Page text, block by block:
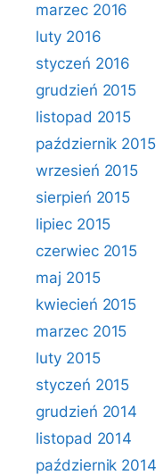
marzec 2016
luty 2016
styczeń 2016
grudzień 2015
listopad 2015
październik 2015
wrzesień 2015
sierpień 2015
lipiec 2015
czerwiec 2015
maj 2015
kwiecień 2015
marzec 2015
luty 2015
styczeń 2015
grudzień 2014
listopad 2014
październik 2014